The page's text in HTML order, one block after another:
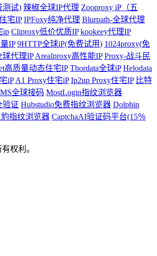
测试) 辣椒全球IP代理 Zooproxy iP（五
宅IP IPFoxy纯净代理 Blurpath-全球代理
ip Cliproxy低价优质IP kookeey代理IP
IP 9HTTP全球iP(免费试用) 1024proxy(免
球代理IP Arealproxy高性能IP Proxy-战斗民
高质量动态住宅IP Thordata全球iP Helodata
iP A1 Proxy住宅iP Ip2up Proxy住宅IP 比特
全球接码 MostLogin指纹浏览器
验证 Hubstudio免费指纹浏览器 Dolphin
豹指纹浏览器 CaptchaAI验证码平台(15％
权利。